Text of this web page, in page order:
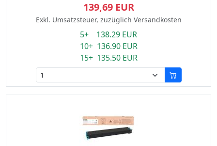
139,69 EUR
Exkl. Umsatzsteuer, zuzüglich Versandkosten
5+ 138.29 EUR
10+ 136.90 EUR
15+ 135.50 EUR